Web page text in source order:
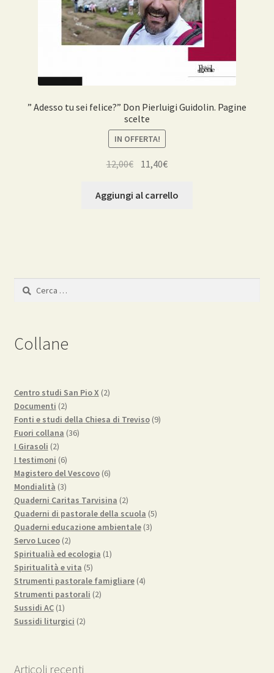
” Adesso tu sei felice?” Don Pierluigi Guidolin. Pagine
scelte
IN OFFERTA!
12,00€
originale
11,40€Il
attuale
Aggiungi al carrello
Ricerca
Collane
Centro studi San Pio X 22
Documenti 22
prodotti
Fonti e studi della Chiesa di Treviso 99
Fuori collana 3636
I Girasoli 22
prodotti
I testimoni 66
prodotti
Magistero del Vescovo 66
Mondialità 33
prodotti
Quaderni Caritas Tarvisina 22
prodotti
Quaderni di pastorale della scuola 55
Quaderni educazione ambientale 33
Servo Luceo 22
prodotti
Spiritualià ed ecologia 11
Spiritualità e vita 55
prodotti
Strumenti pastorale famigliare 44
Strumenti pastorali 22
Sussidi AC 11
prodotto
Sussidi liturgici 22
Articoli recenti